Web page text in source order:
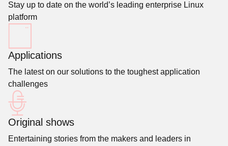
Stay up to date on the world’s leading enterprise Linux
platform
Applications
The latest on our solutions to the toughest application
challenges
Original shows
Entertaining stories from the makers and leaders in